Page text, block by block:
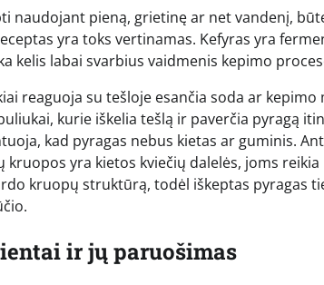
naudojant pieną, grietinę ar net vandenį,
yra toks vertinamas. Kefyras yra
kelis labai svarbius vaidmenis kepimo
reaguoja su tešloje esančia soda ar
kurie iškelia tešlą ir paverčia pyragą
kad pyragas nebus kietas ar guminis.
kruopos yra kietos kviečių dalelės, joms
kruopų struktūrą, todėl iškeptas pyragas
ir jų paruošimas